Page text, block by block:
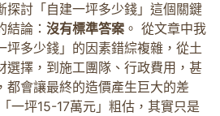
探討「自建一坪多少錢」這個關鍵
論： 沒有標準答案 。 從文章中我
坪多少錢」的因素錯綜複雜，從土
選擇，到施工團隊、行政費用，甚
都會讓最終的造價產生巨大的差
一坪15-17萬元」粗估，其實只是